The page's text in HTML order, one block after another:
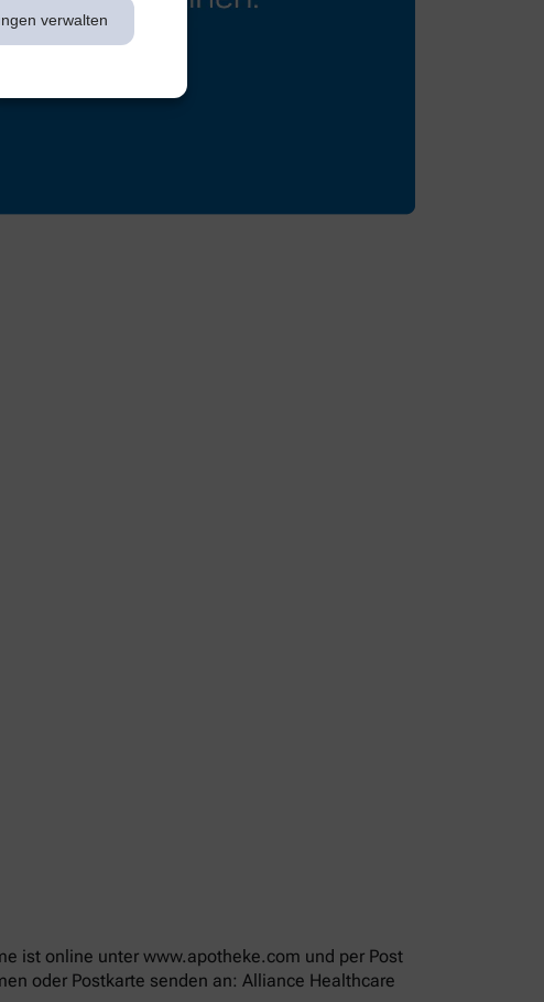
verwalten
ist online unter www.apotheke.com und per Post
oder Postkarte senden an: Alliance Healthcare